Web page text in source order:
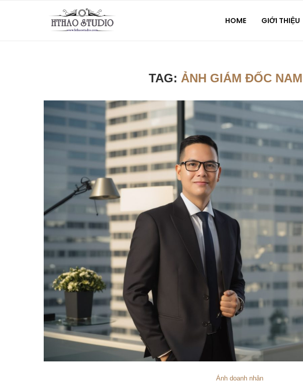
HOME GIỚI THIỆU
TAG: ẢNH GIÁM ĐỐC
Ảnh doanh nhân